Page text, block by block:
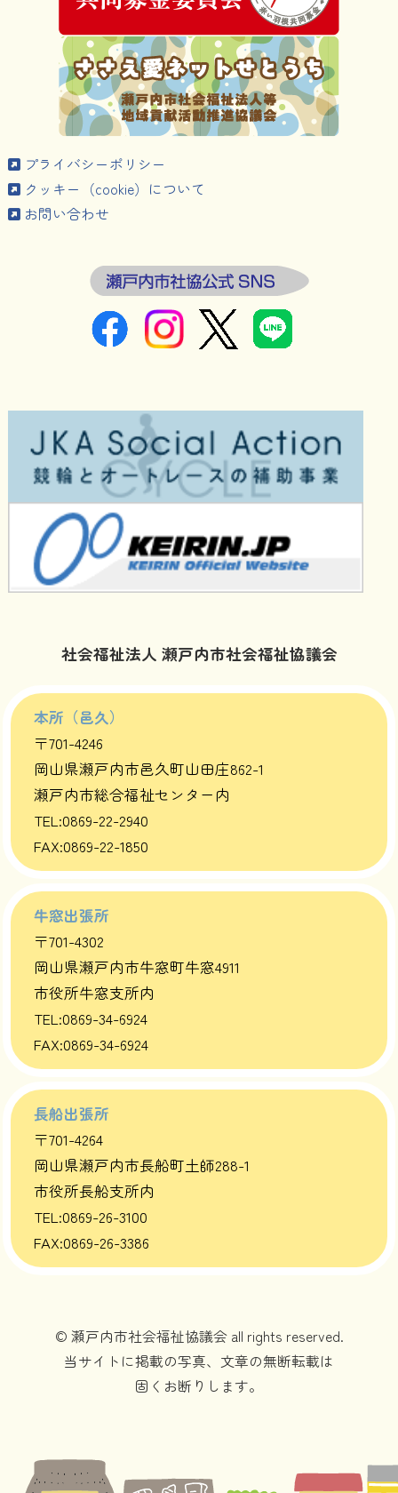
プライバシーポリシー
クッキー（cookie）について
お問い合わせ
社会福祉法人 瀬戸内市社会福祉協議会
本所（邑久）
〒701-4246
岡山県瀬戸内市邑久町山田庄862-1
瀬戸内市総合福祉センター内
TEL:0869-22-2940
FAX:0869-22-1850
牛窓出張所
〒701-4302
岡山県瀬戸内市牛窓町牛窓4911
市役所牛窓支所内
TEL:0869-34-6924
FAX:0869-34-6924
長船出張所
〒701-4264
岡山県瀬戸内市長船町土師288-1
市役所長船支所内
TEL:0869-26-3100
FAX:0869-26-3386
© 瀬戸内市社会福祉協議会 all rights reserved.
当サイトに掲載の写真、文章の無断転載は
固くお断りします。